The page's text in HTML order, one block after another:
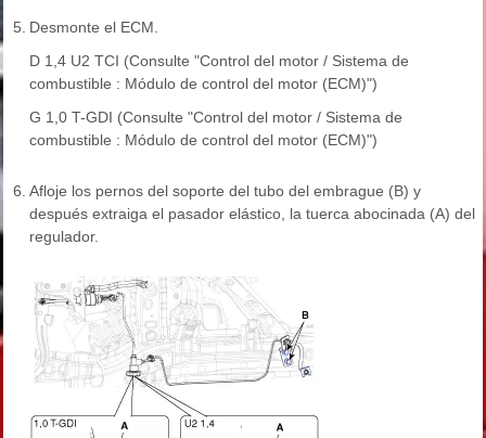
5. Desmonte el ECM.
D 1,4 U2 TCI (Consulte "Control del motor / Sistema de
combustible : Módulo de control del motor (ECM)")
G 1,0 T-GDI (Consulte "Control del motor / Sistema de
combustible : Módulo de control del motor (ECM)")
6. Afloje los pernos del soporte del tubo del embrague (B) y
después extraiga el pasador elástico, la tuerca abocinada (A) del
regulador.